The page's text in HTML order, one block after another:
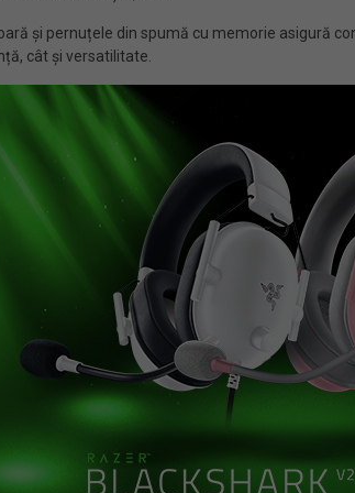
și pernuțele din spumă cu memorie asigură
cât și versatilitate.